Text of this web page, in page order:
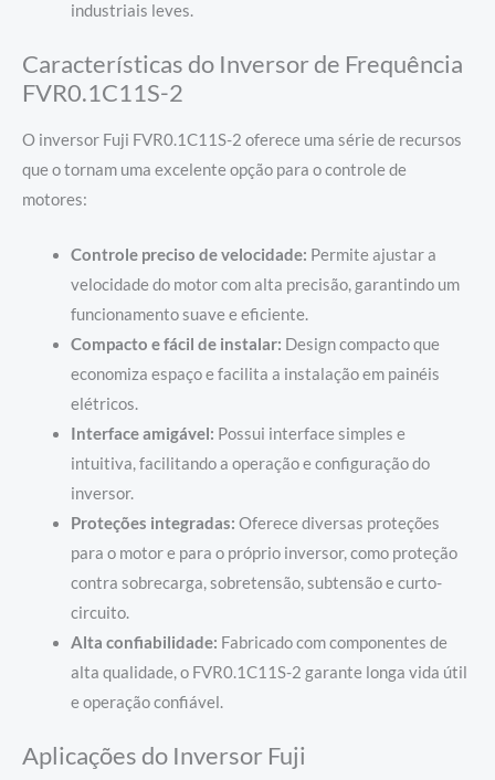
industriais leves.
Características do Inversor de Frequência
FVR0.1C11S-2
O inversor Fuji FVR0.1C11S-2 oferece uma série de recursos
que o tornam uma excelente opção para o controle de
motores:
Controle preciso de velocidade: Permite ajustar a
velocidade do motor com alta precisão, garantindo um
funcionamento suave e eficiente.
Compacto e fácil de instalar: Design compacto que
economiza espaço e facilita a instalação em painéis
elétricos.
Interface amigável: Possui interface simples e
intuitiva, facilitando a operação e configuração do
inversor.
Proteções integradas: Oferece diversas proteções
para o motor e para o próprio inversor, como proteção
contra sobrecarga, sobretensão, subtensão e curto-
circuito.
Alta confiabilidade: Fabricado com componentes de
alta qualidade, o FVR0.1C11S-2 garante longa vida útil
e operação confiável.
Aplicações do Inversor Fuji